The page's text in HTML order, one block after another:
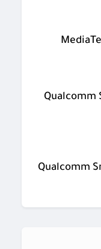
Qualcomm
Qualcomm